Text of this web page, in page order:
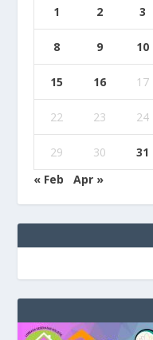
1 2 3
8 9 10
15 16 17
22 23 24
29 30
31
« Feb
Apr »
b